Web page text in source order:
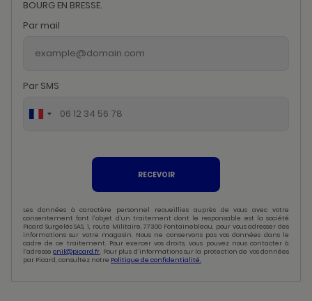
BOURG EN BRESSE.
Par mail
Par SMS
RECEVOIR
Les données à caractère personnel recueillies auprès de vous avec votre
consentement font l’objet d’un traitement dont le responsable est la société
Picard Surgelés SAS, 1, route Militaire, 77300 Fontainebleau, pour vous adresser des
informations sur votre magasin. Nous ne conservons pas vos données dans le
cadre de ce traitement. Pour exercer vos droits, vous pouvez nous contacter à
l’adressecnil@picard.fr. Pour plus d’informations sur la protection de vos données
par Picard, consultez notre Politique de confidentialité.